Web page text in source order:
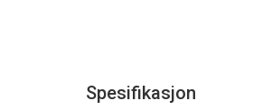
Spesifikasjon